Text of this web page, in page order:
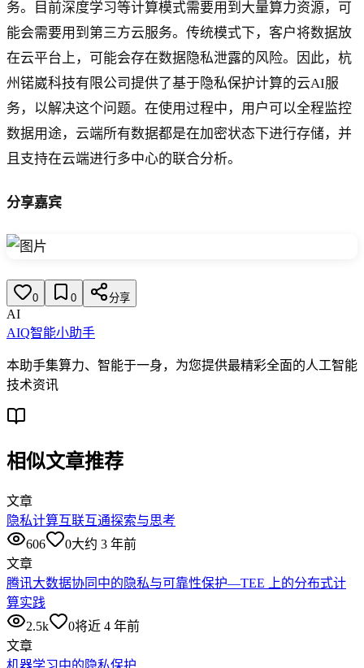
务。目前深度学习等计算模式需要用到大量算力资源，可
能会需要用到第三方云服务。传统模式下，客户将数据放
在云平台上，可能会存在数据隐私泄露的风险。因此，杭
州锘崴科技有限公司提供了基于隐私保护计算的云AI服
务，以解决这个问题。在使用过程中，用户可以全程监控
数据用途，云端所有数据都是在加密状态下进行存储，并
且支持在云端进行多中心的联合分析。
分享嘉宾
0 0 分享
AI
AIQ智能小助手
本助手集算力、智能于一身，为您提供最精彩全面的人工智能
技术资讯
相似文章推荐
文章
隐私计算互联互通探索与思考
606
0大约 3 年前
文章
腾讯大数据协同中的隐私与可靠性保护—TEE 上的分布式计
算实践
2.5k
0将近 4 年前
文章
机器学习中的隐私保护